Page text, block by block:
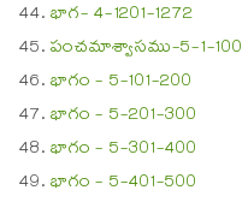
భాగ- 4-1201-1272
పంచమాశ్వాసము-5-1-100
భాగం - 5-101-200
భాగం - 5-201-300
భాగం - 5-301-400
భాగం - 5-401-500